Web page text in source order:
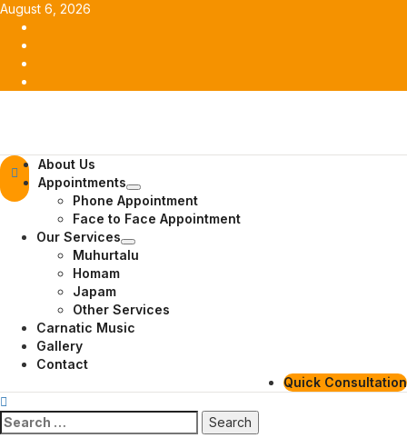
Skip
content
August 6, 2026
Primary
Menu
About Us
Appointments
Phone Appointment
Face to Face Appointment
Our Services
Muhurtalu
Homam
Japam
Other Services
Carnatic Music
Gallery
Contact
Quick Consultation
Search